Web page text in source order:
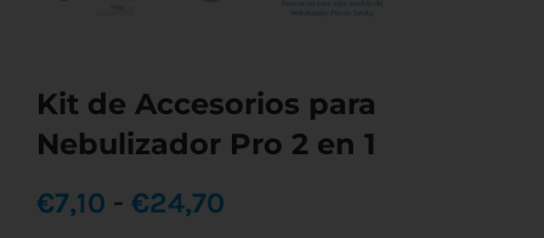
Kit de Accesorios para
Nebulizador Pro 2 en 1
€7,10 - €24,70